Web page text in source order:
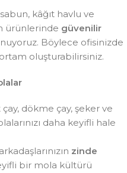
kâğıt havlu ve
ürünlerinde güvenilir
Böylece ofisinizde
oluşturabilirsiniz.
dökme çay, şeker ve
daha keyifli hale
zinde
bir mola kültürü